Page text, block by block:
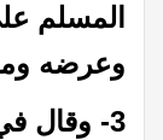
المسلم
وعرضه
3- وقال